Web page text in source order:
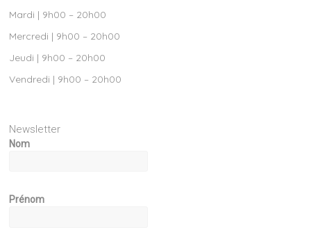
Mardi | 9h00 – 20h00
Mercredi | 9h00 – 20h00
Jeudi | 9h00 – 20h00
Vendredi | 9h00 – 20h00
Newsletter
Nom
Prénom